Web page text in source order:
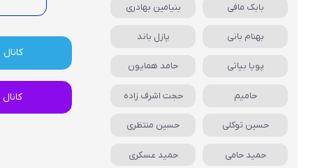
بابک مافی بنیامین بهادری
بهنام بانی پازل باند
پویا بیاتی حامد همایون
حامیم حجت اشرف زاده
حسین توکلی حسین منتظری
حمید حامی حمید عسکری